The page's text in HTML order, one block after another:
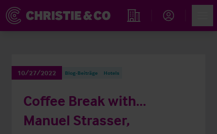
Immobiliensuche
10/27/2022 Blog-Beiträge Hotels
Coffee Break with...
Manuel Strasser,